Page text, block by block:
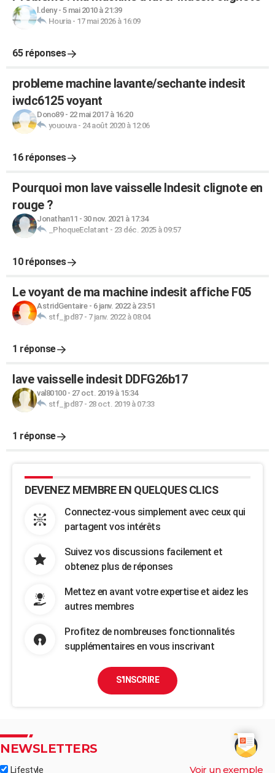
l.deny- 5 mai 2010 à 21:39
Houria- 17 mai 2026 à 16:09
65 réponses
probleme machine lavante/sechante indesit
iwdc6125 voyant
Dono89- 22 mai 2017 à 16:20
yououva- 24 août 2020 à 12:06
16 réponses
Pourquoi mon lave vaisselle Indesit clignote en
rouge ?
Jonathan11 - 30 nov. 2021 à 17:34
_PhoqueEclatant - 23 déc. 2025 à 09:57
10 réponses
Le voyant de ma machine indesit affiche F05
AstridGentaire- 6 janv. 2022 à 23:51
stf_jpd87- 7 janv. 2022 à 08:04
1 réponse
lave vaisselle indesit DDFG26b17
val80100- 27 oct. 2019 à 15:34
stf_jpd87- 28 oct. 2019 à 07:33
1 réponse
DEVENEZ MEMBRE EN QUELQUES CLICS
Connectez-vous simplement avec ceux qui
partagent vos intérêts
Suivez vos discussions facilement et
obtenez plus de réponses
Mettez en avant votre expertise et aidez les
autres membres
Profitez de nombreuses fonctionnalités
supplémentaires en vous inscrivant
S'INSCRIRE
NEWSLETTERS
Lifestyle Voir un exemple